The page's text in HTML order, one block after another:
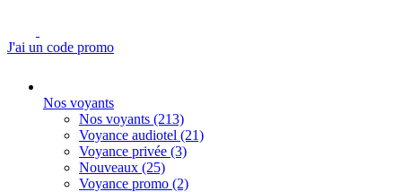
J'ai un code promo
Nos voyants
Nos voyants (213)
Voyance audiotel (21)
Voyance privée (3)
Nouveaux (25)
Voyance promo (2)